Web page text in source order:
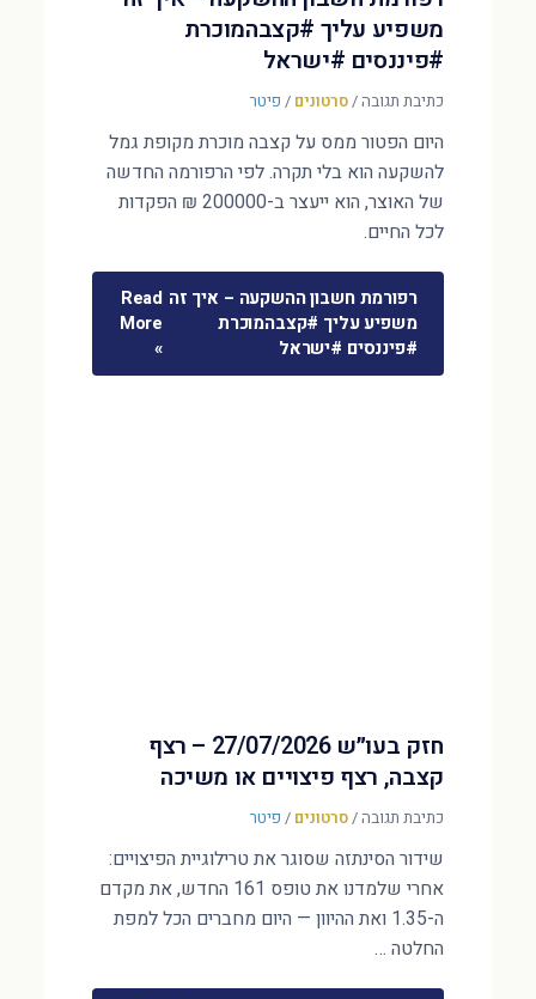
משפיע עליך #קצבהמוכרת
#פיננסים #ישראל
כתיבת תגובה/סרטונים / פיטר
היום הפטור ממס על קצבה מוכרת מקופת גמל
להשקעה הוא בלי תקרה. לפי הרפורמה החדשה
של האוצר, הוא ייעצר ב-200000 ₪ הפקדות
לכל החיים.
רפורמת חשבון ההשקעה – איך זה
משפיע עליך #קצבהמוכרת
#פיננסים #ישראל
Read
More
»
חזק בעו״ש 27/07/2026 – רצף
קצבה, רצף פיצויים או משיכה
כתיבת תגובה/סרטונים / פיטר
שידור הסינתזה שסוגר את טרילוגיית הפיצויים:
אחרי שלמדנו את טופס 161 החדש, את מקדם
ה-1.35 ואת ההיוון — היום מחברים הכל למפת
החלטה …